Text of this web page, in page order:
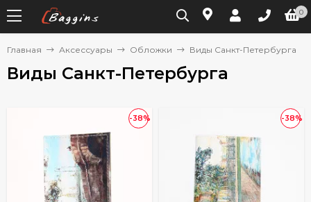
0
Главная Аксессуары Обложки Виды Санкт-Петербурга
Виды Санкт-Петербурга
-38% -38%